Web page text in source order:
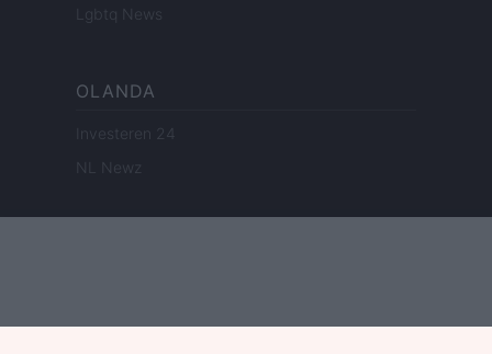
Lgbtq News
OLANDA
Investeren 24
NL Newz